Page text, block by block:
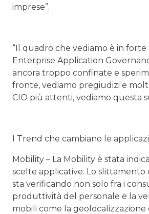
imprese”.
“Il quadro che vediamo è in
Enterprise Application
ancora troppo confinate e
fronte, vediamo pregiudizi e
CIO più attenti, vediamo questa
I Trend che cambiano le
Mobility – La Mobility è stata
scelte applicative. Lo
sta verificando non solo fra i
produttività del personale e la
mobili come la geolocalizzazione